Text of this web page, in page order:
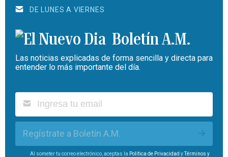
DE LUNES A VIERNES
Boletín A.M.
Las noticias explicadas de forma sencilla y directa para
entender lo más importante del día.
Regístrate a Boletín A.M.
Al someter tu correo electrónico, aceptas la Política de Privacidad yTérminos y